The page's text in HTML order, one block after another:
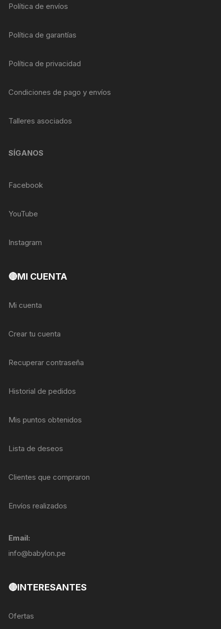
Política de envíos
Política de garantías
Política de privacidad
Condiciones de pago y envíos
Talleres asociados
SÍGANOS
Facebook
YouTube
Instagram
🔴MI CUENTA
Mi cuenta
Crear tu cuenta
Recuperar contraseña
Historial de pedidos
Mis puntos obtenidos
Lista de deseos
Clientes que compraron
Envíos realizados
Email:
info@babylon.pe
🔴INTERESANTES
Ofertas